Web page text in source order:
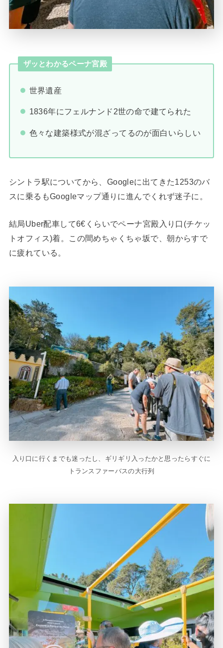
ザッとわかるペーナ宮殿
世界遺産
1836年にフェルナンド2世の命で建てられた
色々な建築様式が混ざってるのが面白いらしい
シントラ駅についてから、Googleに出てきた1253のバ
スに乗るもGoogleマップ通りに進んでくれず迷子に。
結局Uber配車して6€くらいでペーナ宮殿入り口(チケッ
トオフィス)着。この間めちゃくちゃ坂で、朝からすで
に疲れている。
入り口に行くまでも迷ったし、ギリギリ入ったかと思ったらすぐに
トランスファーバスの大行列